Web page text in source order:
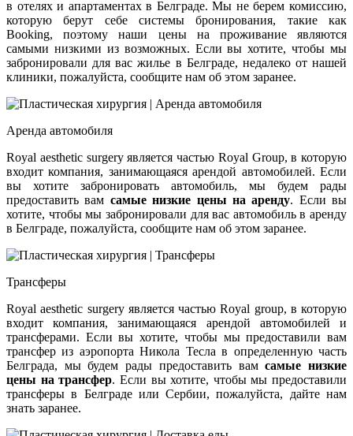
в отелях и апартаментах в Белграде. Мы не берем комиссию,
которую берут себе системы бронирования, такие как
Booking, поэтому наши цены на проживание являются
самыми низкими из возможных. Если вы хотите, чтобы мы
забронировали для вас жилье в Белграде, недалеко от нашей
клиники, пожалуйста, сообщите нам об этом заранее.
Аренда автомобиля
Royal aesthetic surgery является частью Royal Group, в которую
входит компания, занимающаяся арендой автомобилей. Если
вы хотите забронировать автомобиль, мы будем рады
предоставить вам самые низкие цены на аренду. Если вы
хотите, чтобы мы забронировали для вас автомобиль в аренду
в Белграде, пожалуйста, сообщите нам об этом заранее.
Трансферы
Royal aesthetic surgery является частью Royal group, в которую
входит компания, занимающаяся арендой автомобилей и
трансферами. Если вы хотите, чтобы мы предоставили вам
трансфер из аэропорта Никола Тесла в определенную часть
Белграда, мы будем рады предоставить вамсамые низкие
цены на трансфер. Если вы хотите, чтобы мы предоставили
трансферы в Белграде или Сербии, пожалуйста, дайте нам
знать заранее.